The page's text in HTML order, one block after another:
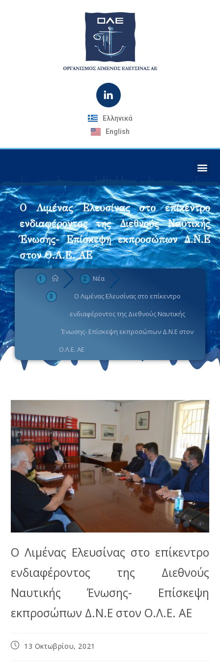
Ελληνικά
English
Ο Λιμένας Ελευσίνας στο επίκεντρο
ενδιαφέροντος της Διεθνούς Ναυτικής
Ένωσης- Επίσκεψη εκπροσώπων Δ.Ν.Ε
στον Ο.Λ.Ε. ΑΕ
Νέα
Ο Λιμένας Ελευσίνας στο επίκεντρο
ενδιαφέροντος της Διεθνούς Ναυτικής
Ένωσης- Επίσκεψη εκπροσώπων Δ.Ν.Ε στον
Ο.Λ.Ε. ΑΕ
Ο Λιμένας Ελευσίνας στο επίκεντρο
ενδιαφέροντος της Διεθνούς
Ναυτικής Ένωσης- Επίσκεψη
εκπροσώπων Δ.Ν.Ε στον Ο.Λ.Ε. ΑΕ
13 Οκτωβρίου, 2021